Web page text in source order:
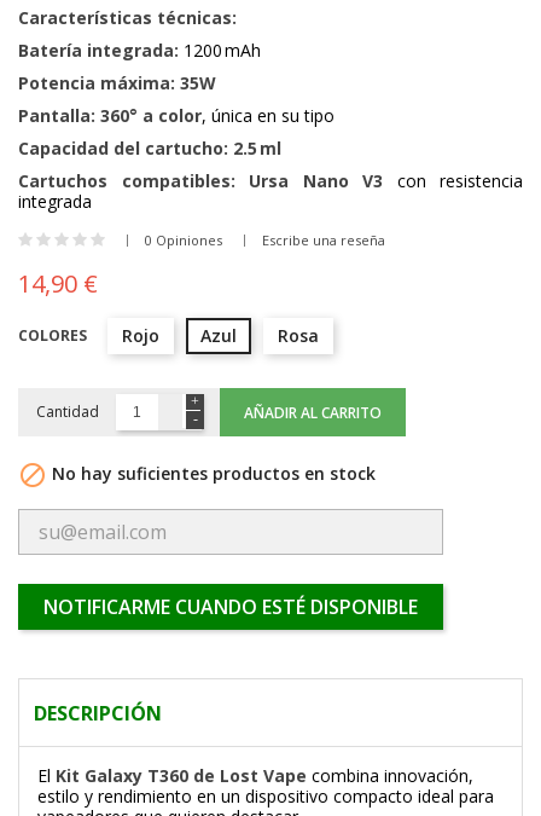
Características técnicas:
Batería integrada: 1200 mAh
Potencia máxima: 35W
Pantalla: 360° a color, única en su tipo
Capacidad del cartucho: 2.5 ml
Cartuchos compatibles:
Ursa Nano V3 con resistencia
integrada
0 Opiniones Escribe una reseña
14,90 €
COLORES Rojo Azul Rosa
Cantidad AÑADIR AL CARRITO
 No hay suficientes productos en stock
NOTIFICARME CUANDO ESTÉ DISPONIBLE
DESCRIPCIÓN
El Kit Galaxy T360 de Lost Vape combina innovación,
estilo y rendimiento en un dispositivo compacto ideal para